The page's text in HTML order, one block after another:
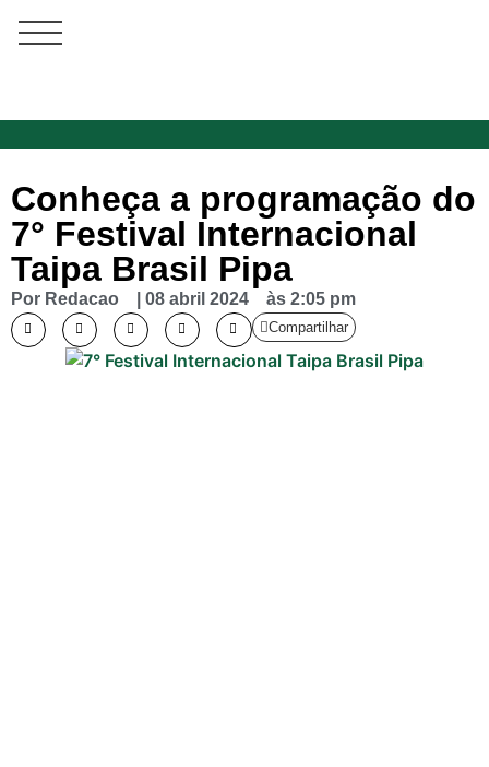
Conheça a programação do
7° Festival Internacional
Taipa Brasil Pipa
Por Redacao 08 abril 2024 às 2:05 pm
Compartilhar